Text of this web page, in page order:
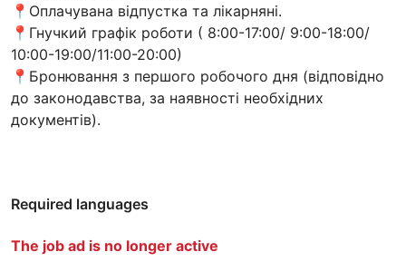
📍Оплачувана відпустка та лікарняні.
📍Гнучкий графік роботи ( 8:00-17:00/ 9:00-18:00/
10:00-19:00/11:00-20:00)
📍Бронювання з першого робочого дня (відповідно
до законодавства, за наявності необхідних
документів).
Required languages
The job ad is no longer active